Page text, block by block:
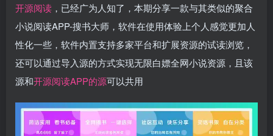
开源阅读 ，已经广为人知了，本期​分享一款与其类似的聚合
小说阅读APP-搜书大师，软件在使用体验上个人感觉更加人
性化一些，软件内置支持多家平台和扩展资源的试读浏览，
还可以通过导入源的方式实现无限白嫖全网小说资源，且该
源和开源阅读APP的源可以共用